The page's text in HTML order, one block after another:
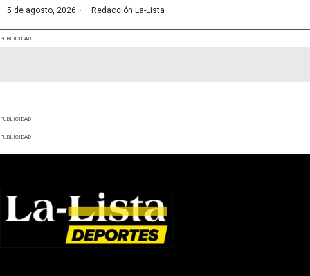
5 de agosto, 2026 · Redacción La-Lista
PUBLICIDAD
PUBLICIDAD
PUBLICIDAD